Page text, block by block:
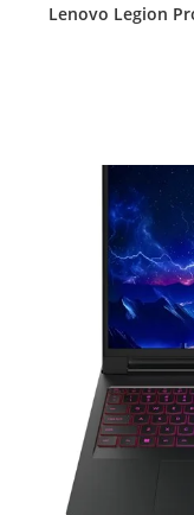
Lenovo Legion